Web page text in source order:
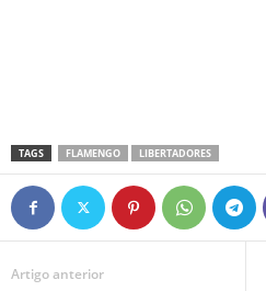
TAGS FLAMENGO LIBERTADORES
Artigo anterior